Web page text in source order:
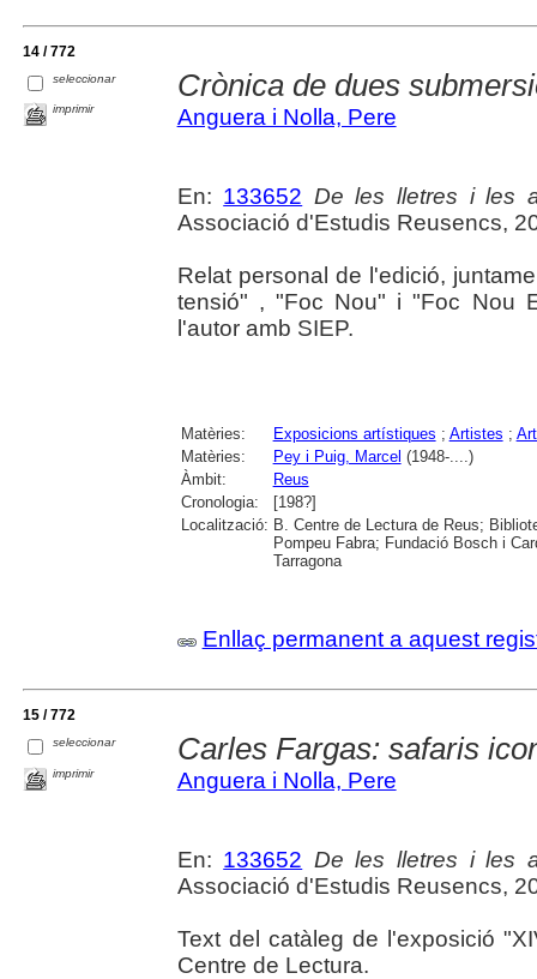
14 / 772
seleccionar
imprimir
Crònica de dues
Anguera i Nolla, Pere
En: 133652 De les lletres i les
Associació d'Estudis Reusencs,
Relat personal de l'edició,
tensió" , "Foc Nou" i "Foc Nou
l'autor amb SIEP.
Matèries: Exposicions artístiques ; Artistes ;
Matèries:
Pey i Puig, Marcel (1948-....)
Àmbit:
Reus
Cronologia:
[198?]
Localització: B. Centre de Lectura de Reus;
Pompeu Fabra; Fundació Bosch i
Tarragona
Enllaç permanent a aquest
15 / 772
seleccionar
imprimir
Carles Fargas: safaris
Anguera i Nolla, Pere
En: 133652 De les lletres i les
Associació d'Estudis Reusencs,
Text del catàleg de l'exposició
Centre de Lectura.